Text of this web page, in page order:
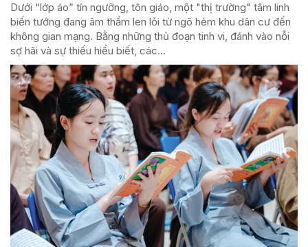
Dưới “lớp áo” tín ngưỡng, tôn giáo, một "thị trường" tâm linh
biến tướng đang âm thầm len lỏi từ ngõ hẻm khu dân cư đến
không gian mạng. Bằng những thủ đoạn tinh vi, đánh vào nỗi
sợ hãi và sự thiếu hiểu biết, các...